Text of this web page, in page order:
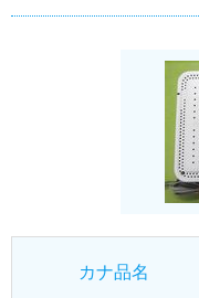
カナ品名